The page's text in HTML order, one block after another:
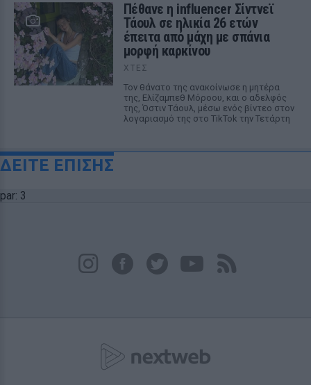
Πέθανε η influencer Σίντνεϊ
Τάουλ σε ηλικία 26 ετών
έπειτα από μάχη με σπάνια
μορφή καρκίνου
ΧΤΕΣ
Τον θάνατο της ανακοίνωσε η μητέρα
της, Ελίζαμπεθ Μόροου, και ο αδελφός
της, Όστιν Τάουλ, μέσω ενός βίντεο στον
λογαριασμό της στο TikTok την Τετάρτη
ΔΕΙΤΕ ΕΠΙΣΗΣ
par: 3